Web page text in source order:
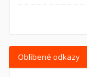
Oblíbené odkazy